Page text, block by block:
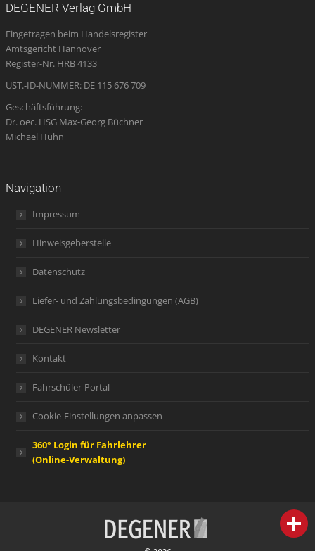
new
window
new
window
new
window
opens
in
new
new
DEGENER Verlag GmbH
Eingetragen beim Handelsregister
Amtsgericht Hannover
Register-Nr. HRB 4133
UST.-ID-NUMMER: DE 115 676 709
Geschäftsführung:
Dr. oec. HSG Max-Georg Büchner
Michael Hühn
Navigation
Impressum
Hinweisgeberstelle
Datenschutz
Liefer- und Zahlungsbedingungen (AGB)
DEGENER Newsletter
Kontakt
Fahrschüler-Portal
Cookie-Einstellungen anpassen
360° Login für Fahrlehrer
(Online-Verwaltung)
person IHR FACHBERATER